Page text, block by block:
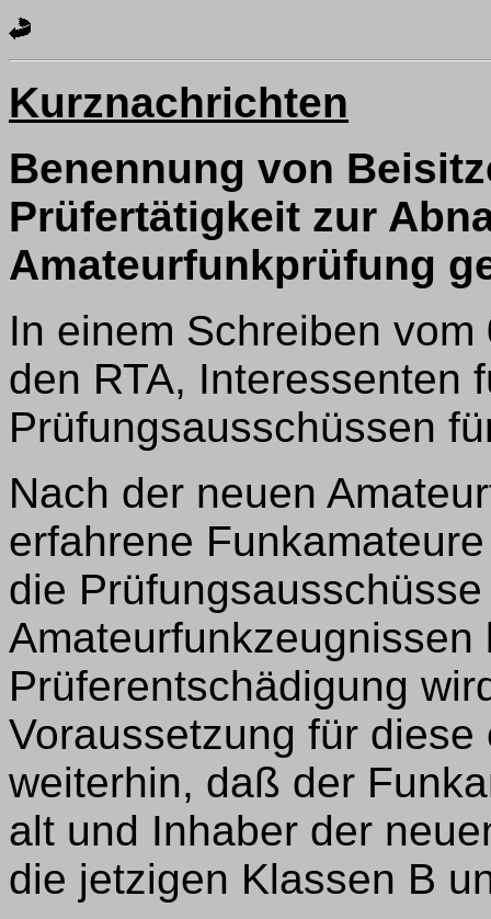
Kurznachrichten
Benennung von
Prüfertätigkeit zur
Amateurfunkprüfung
In einem Schreiben
den RTA, Interessenten
Prüfungsausschüssen
Nach der neuen
erfahrene
die
Prüferentschädigung
Voraussetzung für
weiterhin, daß der
alt und Inhaber der
die jetzigen Klassen B